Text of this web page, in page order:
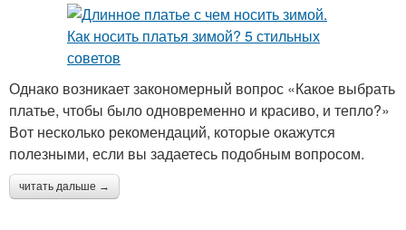
Однако возникает закономерный вопрос «Какое выбрать
платье, чтобы было одновременно и красиво, и тепло?»
Вот несколько рекомендаций, которые окажутся
полезными, если вы задаетесь подобным вопросом.
читать дальше →